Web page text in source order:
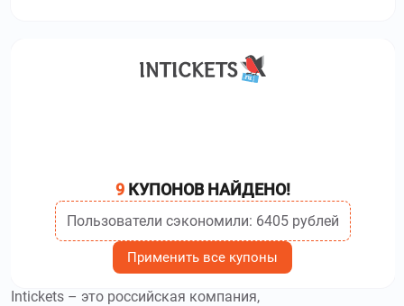
9КУПОНОВ НАЙДЕНО!
Пользователи сэкономили: 6405 рублей
Применить все купоны
Intickets – это российская компания,